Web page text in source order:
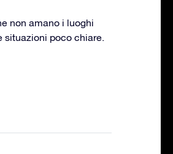
non amano i luoghi
situazioni poco chiare.